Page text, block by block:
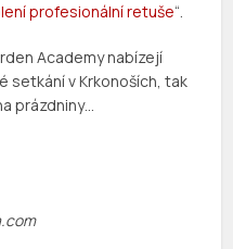
profesionální retuše“.
Academy nabízejí
setkání v Krkonoších, tak
prázdniny…